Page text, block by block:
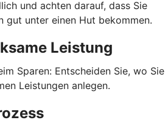
und achten darauf, dass Sie
gut unter einen Hut bekommen.
Leistung
Sparen: Entscheiden Sie, wo Sie
Leistungen anlegen.